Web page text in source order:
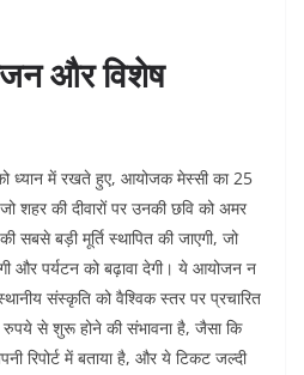
और विशेष
ध्यान में रखते हुए, आयोजक मेस्सी का 25
की दीवारों पर उनकी छवि को अमर
बड़ी मूर्ति स्थापित की जाएगी, जो
और पर्यटन को बढ़ावा देगी। ये आयोजन न
संस्कृति को वैश्विक स्तर पर प्रचारित
से शुरू होने की संभावना है, जैसा कि
रिपोर्ट में बताया है, और ये टिकट जल्दी